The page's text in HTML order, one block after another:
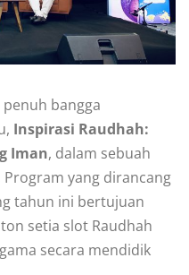
penuh bangga
Inspirasi Raudhah:
Iman, dalam sebuah
yang dirancang
tahun ini bertujuan
setia slot Raudhah
secara mendidik